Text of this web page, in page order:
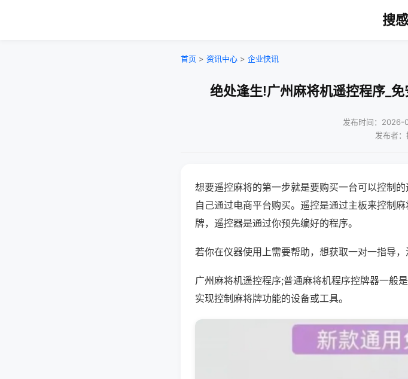
搜
首页 > 资讯中心 > 企业快讯
绝处逢生!广州麻将机遥控程序_
发布时间：2026-
发布者
想要遥控麻将的第一步就是要购买一台可以控制
自己通过电商平台购买。遥控是通过主板来控制
牌，遥控器是通过你预先编好的程序。
若你在仪器使用上需要帮助，想获取一对一指导
广州麻将机遥控程序;普通麻将机程序控牌器一般
实现控制麻将牌功能的设备或工具。